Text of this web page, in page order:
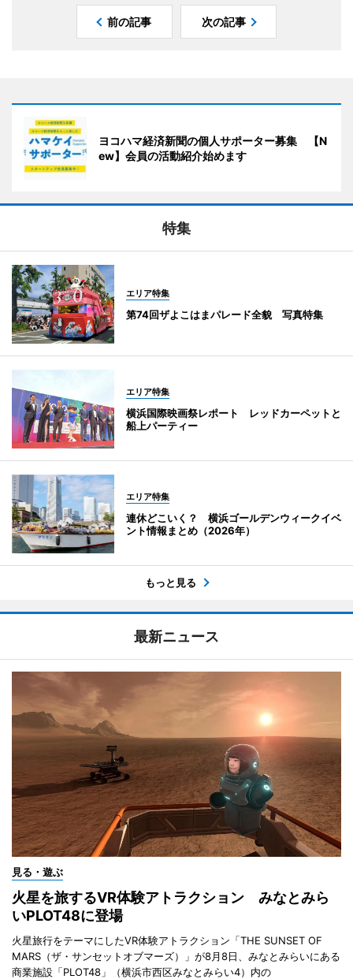
前の記事 次の記事
ヨコハマ経済新聞の個人サポーター募集 【N
ew】会員の活動紹介始めます
特集
エリア特集
第74回ザよこはまパレード全貌 写真特集
エリア特集
横浜国際映画祭レポート レッドカーペットと
船上パーティー
エリア特集
連休どこいく？ 横浜ゴールデンウィークイベ
ント情報まとめ（2026年）
もっと見る
最新ニュース
見る・遊ぶ
火星を旅するVR体験アトラクション みなとみら
いPLOT48に登場
火星旅行をテーマにしたVR体験アトラクション「THE SUNSET OF
MARS（ザ・サンセットオブマーズ）」が8月8日、みなとみらいにある
商業施設「PLOT48」（横浜市西区みなとみらい4）内の